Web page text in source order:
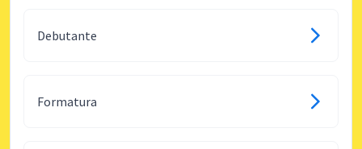
Debutante
Formatura